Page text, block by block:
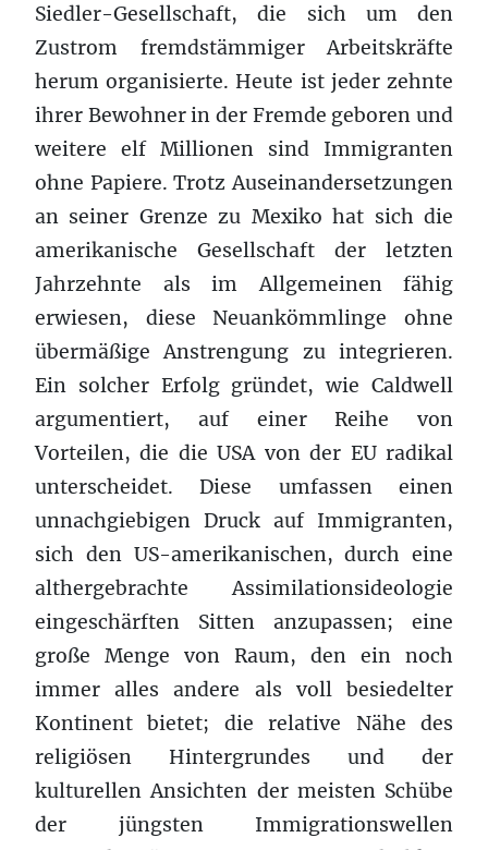
Siedler-Gesellschaft, die sich um den
Zustrom fremdstämmiger Arbeitskräfte
herum organisierte. Heute ist jeder zehnte
ihrer Bewohner in der Fremde geboren und
weitere elf Millionen sind Immigranten
ohne Papiere. Trotz Auseinandersetzungen
an seiner Grenze zu Mexiko hat sich die
amerikanische Gesellschaft der letzten
Jahrzehnte als im Allgemeinen fähig
erwiesen, diese Neuankömmlinge ohne
übermäßige Anstrengung zu integrieren.
Ein solcher Erfolg gründet, wie Caldwell
argumentiert, auf einer Reihe von
Vorteilen, die die USA von der EU radikal
unterscheidet. Diese umfassen einen
unnachgiebigen Druck auf Immigranten,
sich den US-amerikanischen, durch eine
althergebrachte Assimilationsideologie
eingeschärften Sitten anzupassen; eine
große Menge von Raum, den ein noch
immer alles andere als voll besiedelter
Kontinent bietet; die relative Nähe des
religiösen Hintergrundes und der
kulturellen Ansichten der meisten Schübe
der jüngsten Immigrationswellen